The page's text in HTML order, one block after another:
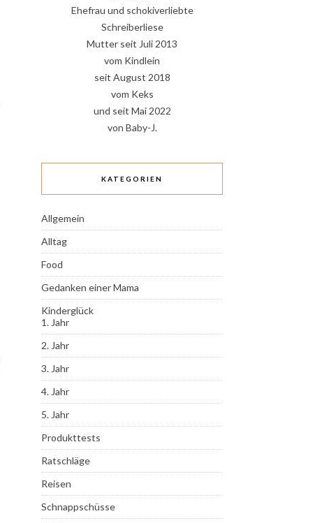
Ehefrau und schokiverliebte
Schreiberliese
Mutter seit Juli 2013
vom Kindlein
seit August 2018
vom Keks
und seit Mai 2022
von Baby-J.
KATEGORIEN
Allgemein
Alltag
Food
Gedanken einer Mama
Kinderglück
1. Jahr
2. Jahr
3. Jahr
4. Jahr
5. Jahr
Produkttests
Ratschläge
Reisen
Schnappschüsse